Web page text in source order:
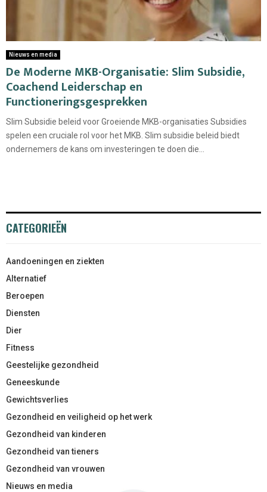
Nieuws en media
De Moderne MKB-Organisatie: Slim Subsidie,
Coachend Leiderschap en
Functioneringsgesprekken
Slim Subsidie beleid voor Groeiende MKB-organisaties Subsidies
spelen een cruciale rol voor het MKB. Slim subsidie beleid biedt
ondernemers de kans om investeringen te doen die...
CATEGORIEËN
Aandoeningen en ziekten
Alternatief
Beroepen
Diensten
Dier
Fitness
Geestelijke gezondheid
Geneeskunde
Gewichtsverlies
Gezondheid en veiligheid op het werk
Gezondheid van kinderen
Gezondheid van tieners
Gezondheid van vrouwen
Nieuws en media